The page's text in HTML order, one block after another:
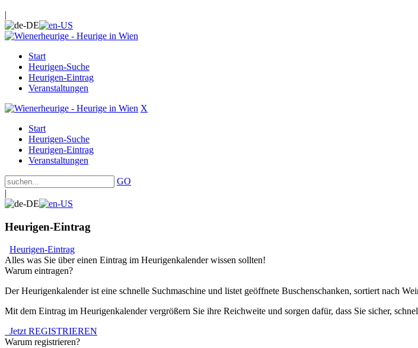
|
Start
Heurigen-Suche
Heurigen-Eintrag
Veranstaltungen
X
Start
Heurigen-Suche
Heurigen-Eintrag
Veranstaltungen
GO
|
Heurigen-Eintrag
Heurigen-Eintrag
Alles was Sie über einen Eintrag im Heurigenkalender wissen sollten!
Warum eintragen?
Der Heurigenkalender ist eine schnelle Suchmaschine und listet geöffnete Buschenschanken, sortiert nach
Mit dem Eintrag im Heurigenkalender vergrößern Sie ihre Reichweite und sorgen dafür, dass Sie sicher,
Jetzt REGISTRIEREN
Warum registrieren?